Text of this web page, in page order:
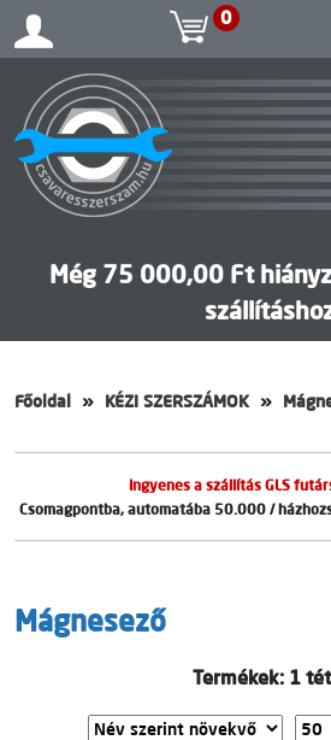
0
Még 75 000,00 Ft
Főoldal KÉZI SZERSZÁMOK
Ingyenes a szállítás GLS
Csomagpontba, automatába 50.000 /
Mágnesező
Termékek: 1